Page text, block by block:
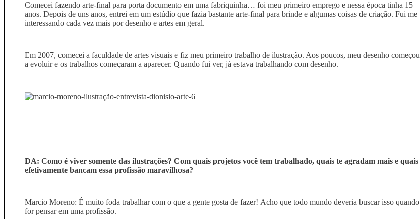
Comecei fazendo arte-final para porta documento em uma fabriquinha… foi meu primeiro emprego e nessa época tinha 15
anos. Depois de uns anos, entrei em um estúdio que fazia bastante arte-final para brinde e algumas coisas de criação. Fui me
interessando cada vez mais por desenho e artes em geral.
Em 2007, comecei a faculdade de artes visuais e fiz meu primeiro trabalho de ilustração. Aos poucos, meu desenho começou
a evoluir e os trabalhos começaram a aparecer. Quando fui ver, já estava trabalhando com desenho.
DA: Como é viver somente das ilustrações? Com quais projetos você tem trabalhado, quais te agradam mais e quais
efetivamente bancam essa profissão maravilhosa?
Marcio Moreno: É muito foda trabalhar com o que a gente gosta de fazer! Acho que todo mundo deveria buscar isso quando
for pensar em uma profissão.